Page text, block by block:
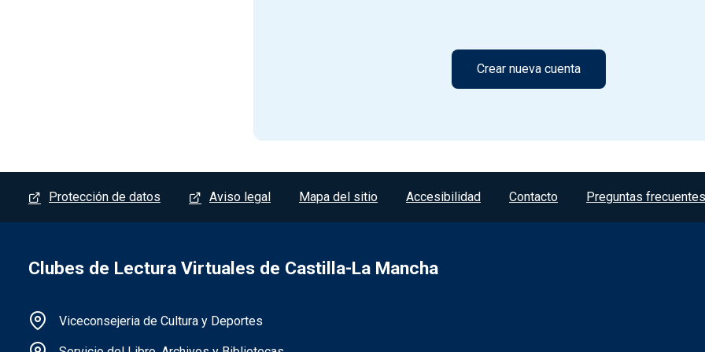
Menú del pie
Protección de datos Aviso legal Mapa del sitio Accesibilidad Contacto Preguntas frecuentes
Clubes de Lectura Virtuales de Castilla-La Mancha
Información de la institución
Viceconsejeria de Cultura y Deportes